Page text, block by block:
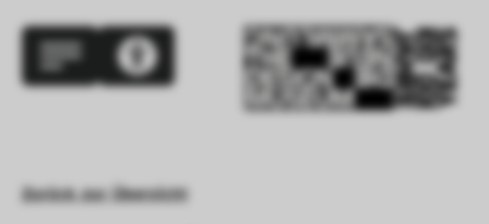
Zurück zur Übersicht